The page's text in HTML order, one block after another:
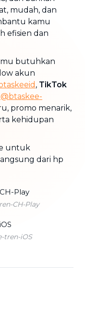
mudah, dan
kamu
efisien dan
butuhkan
akun
, TikTok
@btaskee-
promo menarik,
kehidupan
untuk
dari hp
CH-Play
tren-iOS